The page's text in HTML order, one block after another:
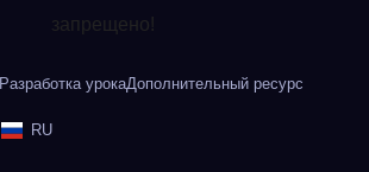
запрещено!
Разработка урокаДополнительный ресурс
RU